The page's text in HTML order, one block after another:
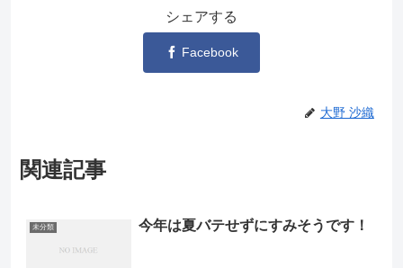
シェアする
Facebook
大野 沙織
関連記事
未分類 今年は夏バテせずにすみそうです！